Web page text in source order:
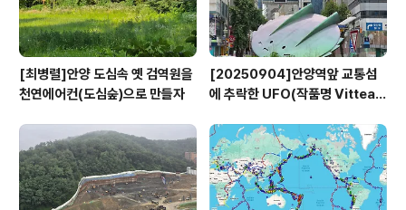
[최병렬]안양 도심속 옛 검역원을
천연에어컨(도심숲)으로 만들자
[20250904]안양역앞 교통섬
에 추락한 UFO(작품명 Vitteau